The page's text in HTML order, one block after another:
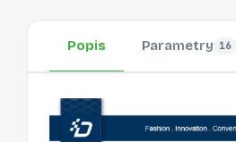
Popis Parametry 16